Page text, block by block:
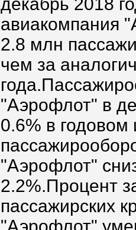
авиакомпания
2.8 млн
чем за
"Аэрофлот" в
0.6% в годовом
"Аэрофлот"
2.2%.Процент
пассажирских